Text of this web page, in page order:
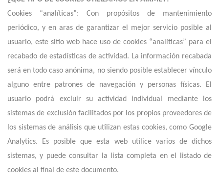
Cookies “analíticas”: Con propósitos de mantenimiento
periódico, y en aras de garantizar el mejor servicio posible al
usuario, este sitio web hace uso de cookies “analíticas” para el
recabado de estadísticas de actividad. La información recabada
será en todo caso anónima, no siendo posible establecer vínculo
alguno entre patrones de navegación y personas físicas. El
usuario podrá excluir su actividad individual mediante los
sistemas de exclusión facilitados por los propios proveedores de
los sistemas de análisis que utilizan estas cookies, como Google
Analytics. Es posible que esta web utilice varios de dichos
sistemas, y puede consultar la lista completa en el listado de
cookies al final de este documento.